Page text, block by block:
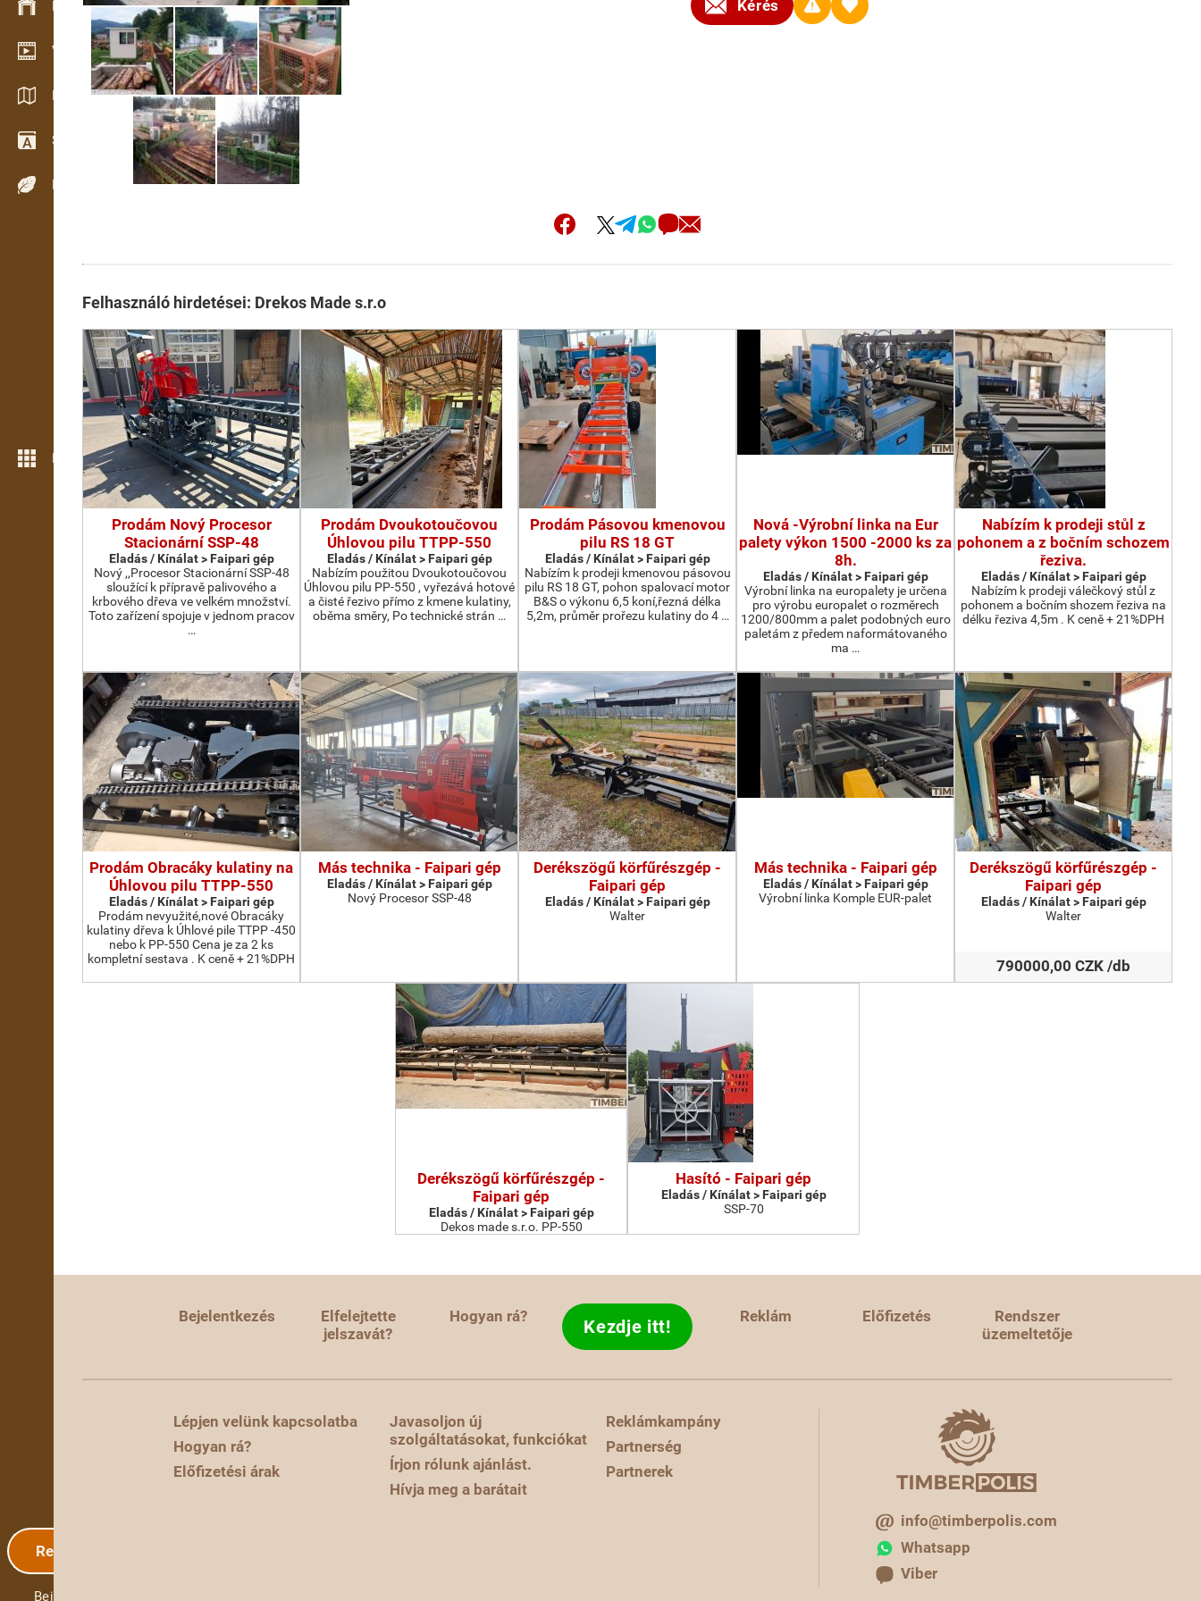
Készlet kezelés
Video bemutatóterem
Katalógusok / Prospektusok
Szótár
Fafajok
Még több funkció
Regisztráció
Bejelentkezés
Kérés
Felhasználó hirdetései: Drekos Made s.r.o
Prodám Nový Procesor
Stacionární SSP-48
Eladás / Kínálat > Faipari gép
Nový ,,Procesor Stacionární SSP-48
sloužící k přípravě palivového a
krbového dřeva ve velkém množství.
Toto zařízení spojuje v jednom pracov
…
Prodám Dvoukotoučovou
Úhlovou pilu TTPP-550
Eladás / Kínálat > Faipari gép
Nabízím použitou Dvoukotoučovou
Úhlovou pilu PP-550 , vyřezává hotové
a čisté řezivo přímo z kmene kulatiny,
oběma směry, Po technické strán …
Prodám Pásovou kmenovou
pilu RS 18 GT
Eladás / Kínálat > Faipari gép
Nabízím k prodeji kmenovou pásovou
pilu RS 18 GT, pohon spalovací motor
B&S o výkonu 6,5 koní,řezná délka
5,2m, průměr prořezu kulatiny do 4 …
Nová -Výrobní linka na Eur
palety výkon 1500 -2000 ks za
8h.
Eladás / Kínálat > Faipari gép
Výrobní linka na europalety je určena
pro výrobu europalet o rozměrech
1200/800mm a palet podobných euro
paletám z předem naformátovaného
ma …
Nabízím k prodeji stůl z
pohonem a z bočním schozem
řeziva.
Eladás / Kínálat > Faipari gép
Nabízím k prodeji válečkový stůl z
pohonem a bočním shozem řeziva na
délku řeziva 4,5m . K ceně + 21%DPH
Prodám Obracáky kulatiny na
Úhlovou pilu TTPP-550
Eladás / Kínálat > Faipari gép
Prodám nevyužité,nové Obracáky
kulatiny dřeva k Úhlové pile TTPP -450
nebo k PP-550 Cena je za 2 ks
kompletní sestava . K ceně + 21%DPH
Más technika - Faipari gép
Eladás / Kínálat > Faipari gép
Nový Procesor SSP-48
Derékszögű körfűrészgép -
Faipari gép
Eladás / Kínálat > Faipari gép
Walter
Más technika - Faipari gép
Eladás / Kínálat > Faipari gép
Výrobní linka Komple EUR-palet
Derékszögű körfűrészgép -
Faipari gép
Eladás / Kínálat > Faipari gép
Walter
790000,00 CZK /db
Derékszögű körfűrészgép -
Faipari gép
Eladás / Kínálat > Faipari gép
Dekos made s.r.o. PP-550
Hasító - Faipari gép
Eladás / Kínálat > Faipari gép
SSP-70
Bejelentkezés
Elfelejtette
jelszavát?
Hogyan rá? Kezdje itt! Reklám Előfizetés
Rendszer
üzemeltetője
Lépjen velünk kapcsolatba
Hogyan rá?
Előfizetési árak
Javasoljon új
szolgáltatásokat, funkciókat
Írjon rólunk ajánlást.
Hívja meg a barátait
Reklámkampány
Partnerség
Partnerek
info@timberpolis.com
Whatsapp
Viber